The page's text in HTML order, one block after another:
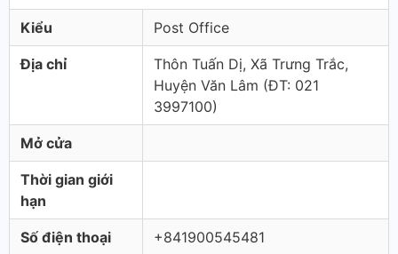
Kiểu Post Office
Địa chỉ
Thôn Tuấn Dị, Xã Trưng Trắc,
Huyện Văn Lâm (ÐT: 021
3997100)
Mở cửa
Thời gian giới
hạn
Số điện thoại +841900545481